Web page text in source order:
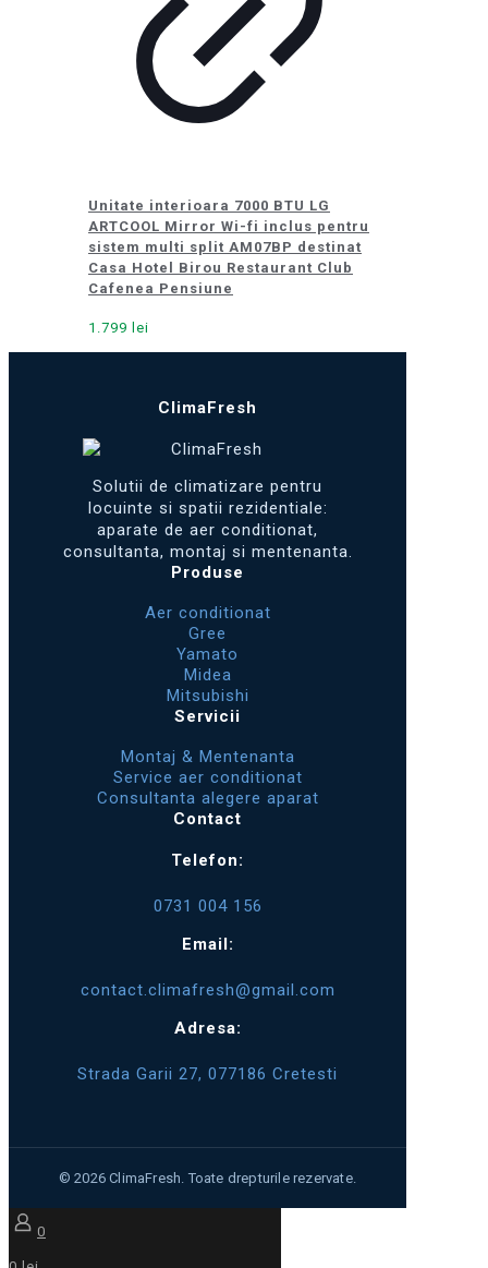
Unitate interioara 7000 BTU LG
ARTCOOL Mirror Wi-fi inclus pentru
sistem multi split AM07BP destinat
Casa Hotel Birou Restaurant Club
Cafenea Pensiune
1.799 lei
ClimaFresh
Solutii de climatizare pentru
locuinte si spatii rezidentiale:
aparate de aer conditionat,
consultanta, montaj si mentenanta.
Produse
Aer conditionat
Gree
Yamato
Midea
Mitsubishi
Servicii
Montaj & Mentenanta
Service aer conditionat
Consultanta alegere aparat
Contact
Telefon:
0731 004 156
Email:
contact.climafresh@gmail.com
Adresa:
Strada Garii 27, 077186 Cretesti
0